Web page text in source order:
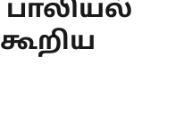
பாலியல்